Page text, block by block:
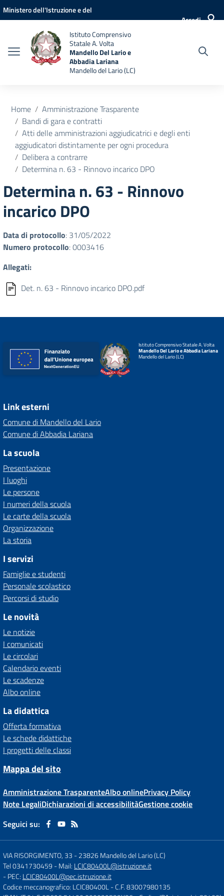
Vai ai contenuti
Vai al menu di navigazione
Vai al footer
Ministero dell'Istruzione e del
Accedi
Istituto Comprensivo
Statale A. Volta
Mandello Del Lario e
Abbadia Lariana
Mandello del Lario (LC)
Home
Amministrazione Trasparente
Bandi di gara e contratti
Atti delle amministrazioni aggiudicatrici e degli enti
aggiudicatori distintamente per ogni procedura
Delibera a contrarre
Determina n. 63 - Rinnovo incarico DPO
Determina n. 63 - Rinnovo
incarico DPO
Data di protocollo: 31/05/2022
Numero protocollo: 0003416
Allegati:
Det. n. 63 - Rinnovo incarico DPO.pdf
Istituto Comprensivo Statale A. Volta
Mandello Del Lario e Abbadia Lariana
Mandello del Lario (LC)
Link esterni
Comune di Mandello del Lario
Comune di Abbadia Lariana
La scuola
Presentazione
I luoghi
Le persone
I numeri della scuola
Le carte della scuola
Organizzazione
La storia
I servizi
Famiglie e studenti
Personale scolastico
Percorsi di studio
Le novità
Le notizie
I comunicati
Le circolari
Calendario eventi
Le scadenze
Albo online
La didattica
Offerta formativa
Le schede didattiche
I progetti delle classi
Mappa del sito
Amministrazione TrasparenteAlbo onlinePrivacy Policy
Note LegaliDichiarazioni di accessibilitàGestione cookie
Seguici su:
VIA RISORGIMENTO, 33 -23826 Mandello del Lario (LC)
Tel 0341730459 - Mail: LCIC80400L@istruzione.it
- PEC: LCIC80400L@pec.istruzione.it
Codice meccanografico: LCIC80400L- C.F. 83007980135